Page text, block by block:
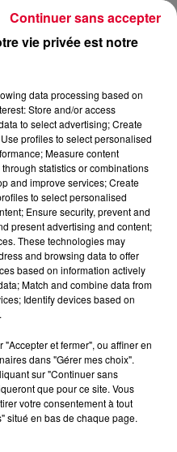
vie privée est notre
data processing based on
Store and/or access
to select advertising; Create
profiles to select personalised
Measure content
statistics or combinations
and improve services; Create
to select personalised
Ensure security, prevent and
present advertising and content;
These technologies may
and browsing data to offer
based on information actively
Match and combine data from
Identify devices based on
et fermer", ou affiner en
dans "Gérer mes choix".
sur "Continuer sans
que pour ce site. Vous
votre consentement à tout
situé en bas de chaque page.
Continuer sans accepter